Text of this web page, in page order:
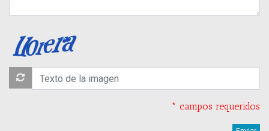
* campos requeridos